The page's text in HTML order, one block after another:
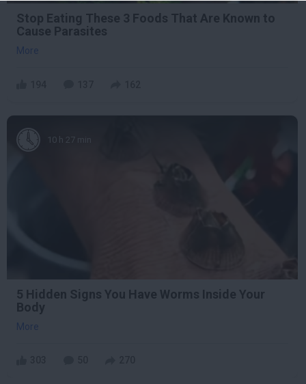
Stop Eating These 3 Foods That Are Known to
Cause Parasites
More
10 h 27 min
5 Hidden Signs You Have Worms Inside Your
Body
More